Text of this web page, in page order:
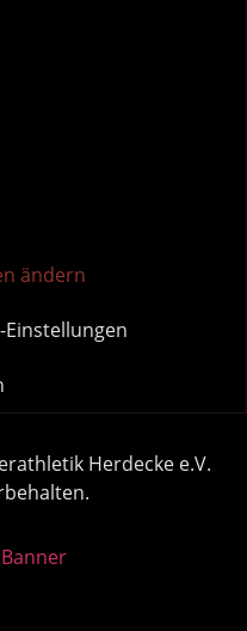
ändern
Herdecke e.V.